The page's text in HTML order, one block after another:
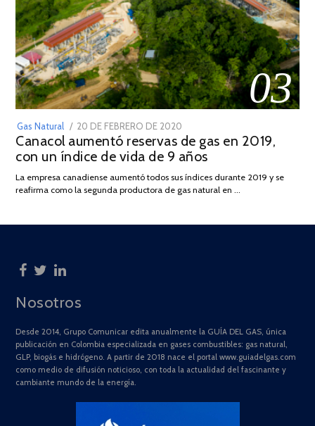
03
Gas Natural
POSTED
ON
20 DE FEBRERO DE 2020
DE
JULIO
2025
Canacol aumentó reservas de gas en 2019,
con un índice de vida de 9 años
La empresa canadiense aumentó todos sus índices durante 2019 y se
reafirma como la segunda productora de gas natural en …
Nosotros
Desde 2014, Grupo Comunicar edita anualmente la GUÍA DEL GAS, única
publicación en Colombia especializada en gases combustibles: gas natural,
GLP, biogás e hidrógeno. A partir de 2018 nace el portal www.guiadelgas.com
como medio de difusión noticioso, con toda la actualidad del fascinante y
cambiante mundo de la energía.